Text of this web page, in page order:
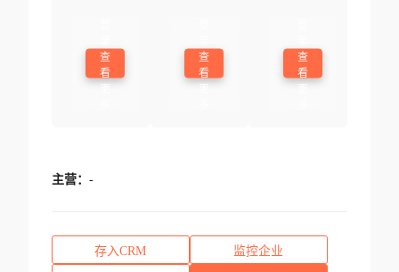
查
看
查
看
查
看
主营： -
存入CRM 监控企业